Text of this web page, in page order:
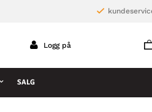
Logg på
SALG